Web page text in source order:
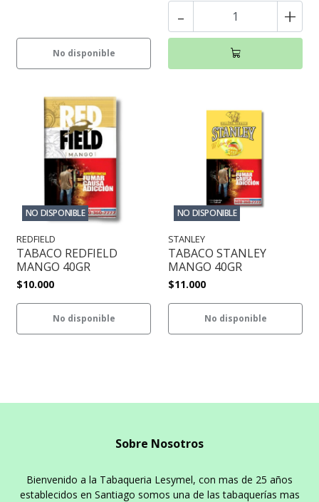
No disponible
- +
NO DISPONIBLE
REDFIELD
TABACO REDFIELD
MANGO 40GR
$10.000
No disponible
NO DISPONIBLE
STANLEY
TABACO STANLEY
MANGO 40GR
$11.000
No disponible
Sobre Nosotros
Bienvenido a la Tabaqueria Lesymel, con mas de 25 años
establecidos en Santiago somos una de las tabaquerías mas